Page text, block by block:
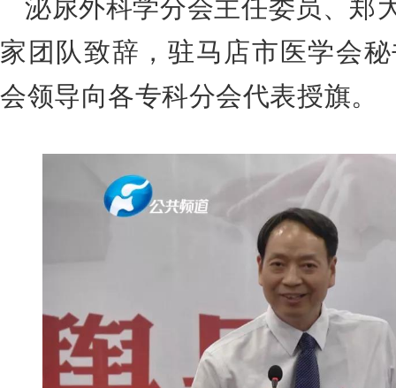
泌尿外科学分会主任委员、 郑
家团队致辞，驻马店市医学会
会领导向各专科分会代表授旗。